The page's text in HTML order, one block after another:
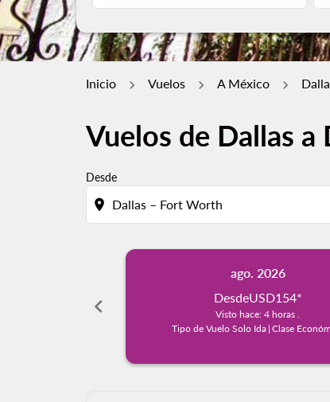
Inicio Vuelos A México
Vuelos de Dallas a
Desde
location_on
chevron_left
ago. 2026
DesdeUSD154*
Visto hace: 4 horas .
Tipo de Vuelo Solo Ida | Clase